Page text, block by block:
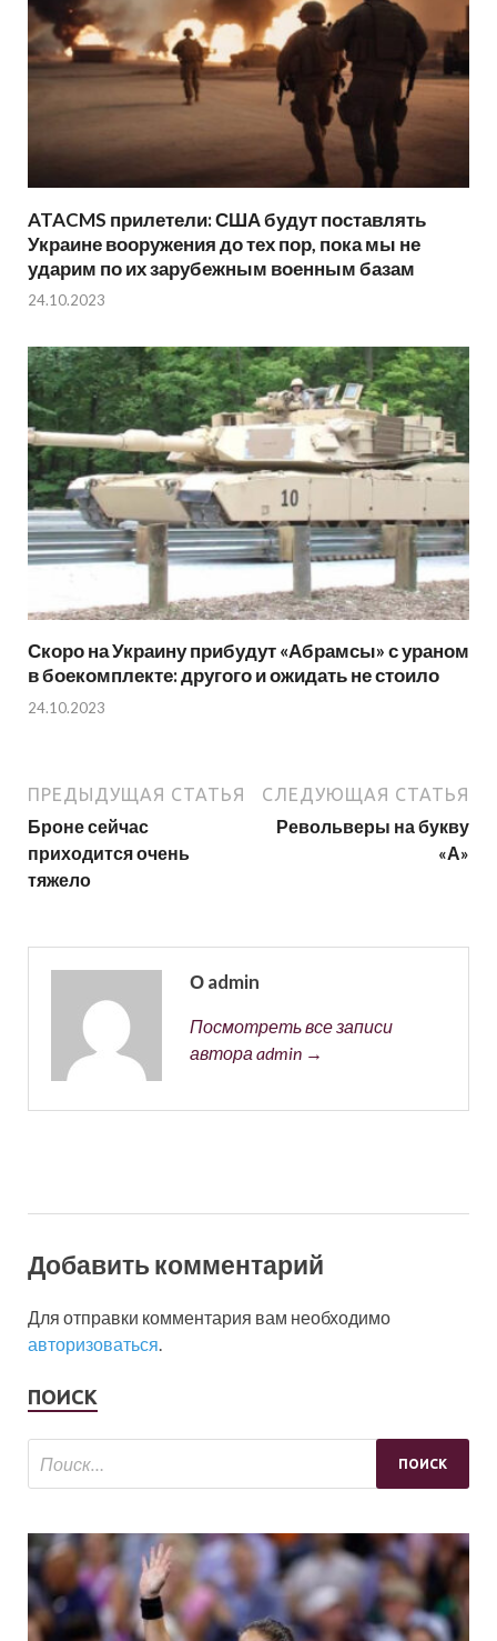
ATACMS прилетели: США будут поставлять
Украине вооружения до тех пор, пока мы не
ударим по их зарубежным военным базам
24.10.2023
Скоро на Украину прибудут «Абрамсы» с ураном
в боекомплекте: другого и ожидать не стоило
24.10.2023
ПРЕДЫДУЩАЯ СТАТЬЯ
Броне сейчас
приходится очень
тяжело
СЛЕДУЮЩАЯ СТАТЬЯ
Револьверы на букву
«А»
О admin
Посмотреть все записи
автора admin →
Добавить комментарий
Для отправки комментария вам необходимо
авторизоваться.
ПОИСК